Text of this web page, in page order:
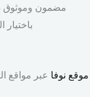
موقع نوفا عبر مواقع